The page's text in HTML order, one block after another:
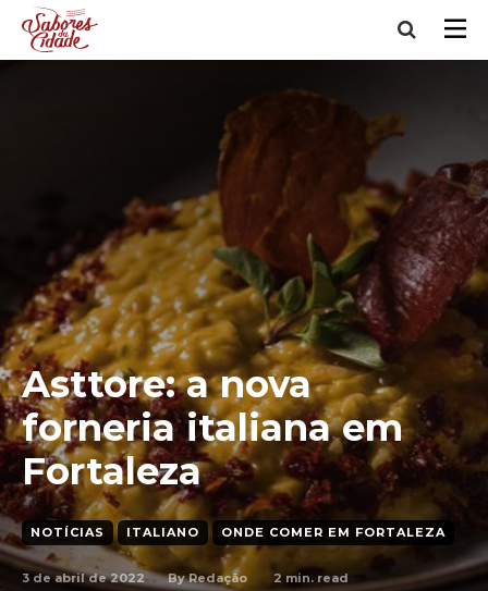
Asttore: a nova
forneria italiana em
Fortaleza
NOTÍCIAS ITALIANO ONDE COMER EM FORTALEZA
3 de abril de 2022 By Redação 2min. read